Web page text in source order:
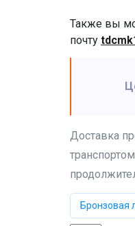
Также вы
почту
Доставка
Бронзовая